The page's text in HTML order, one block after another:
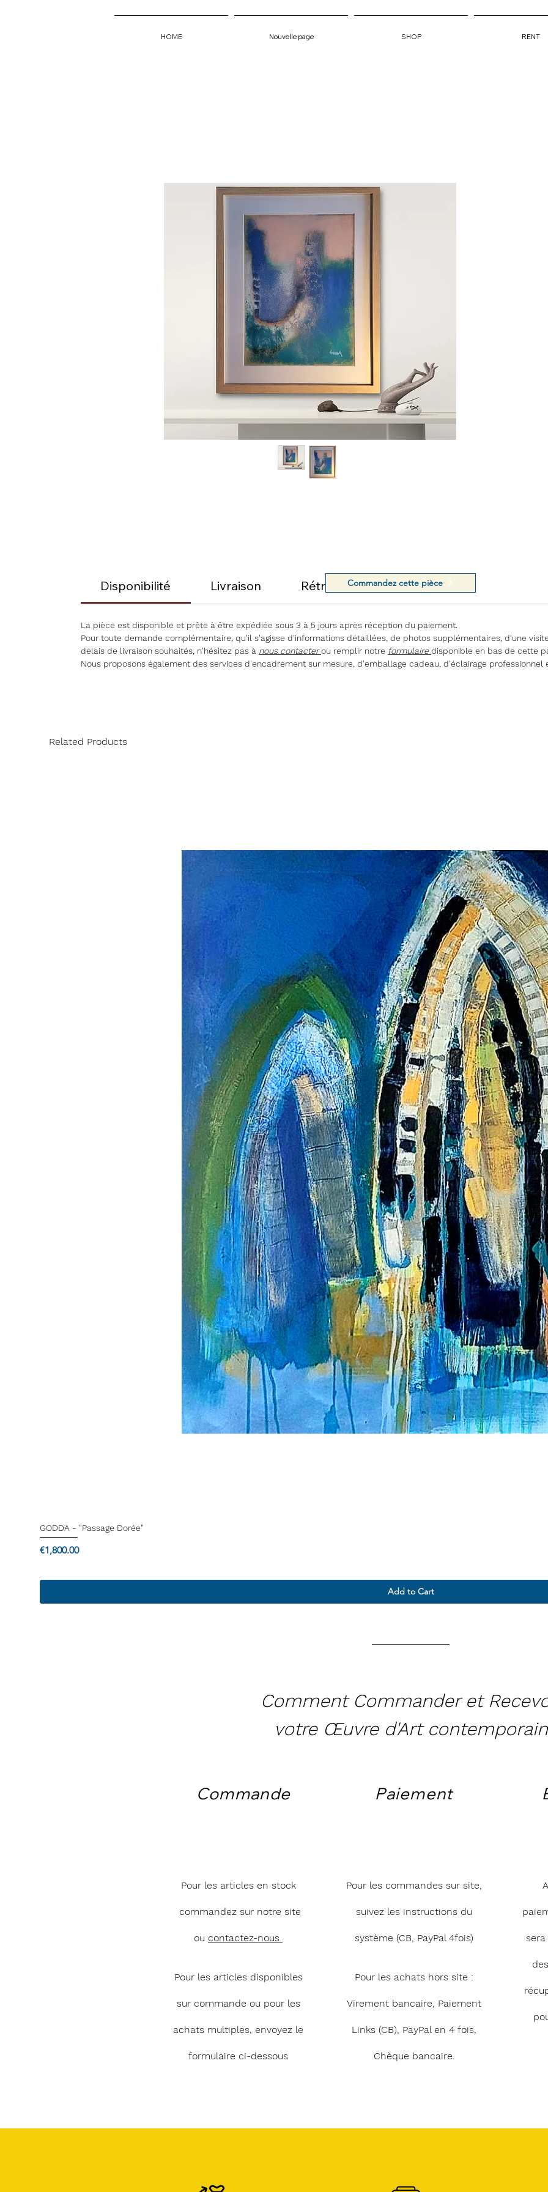
HOME Nouvelle page SHOP RENT
Disponibilité Livraison Rétractation
La pièce est disponible et prête à être expédiée sous 3 à 5 jours après réception du paiement.
Pour toute demande complémentaire, qu'il s'agisse d'informations détaillées, de photos supplémentaires, d'une
délais de livraison souhaités, n'hésitez pas à nous contacterou remplir notre formulaire disponible en bas de cette
Nous proposons également des services d'encadrement sur mesure, d'emballage cadeau, d'éclairage professionnel
Commandez cette pièce
Related Products
GODDA - "Passage Dorée"
Price
€1,800.00
Add to Cart
Comment Commander et
votre Œuvre d'Art contemporain
Commande
Pour les articles en stock
commandez sur notre site
ou contactez-nous
Pour les articles disponibles
sur commande ou pour les
achats multiples, envoyez le
formulaire ci-dessous
Paiement
Pour les commandes sur site,
suivez les instructions du
système (CB, PayPal 4fois)
Pour les achats hors site :
Virement bancaire, Paiement
Links (CB), PayPal en 4 fois,
Chèque bancaire.
sera